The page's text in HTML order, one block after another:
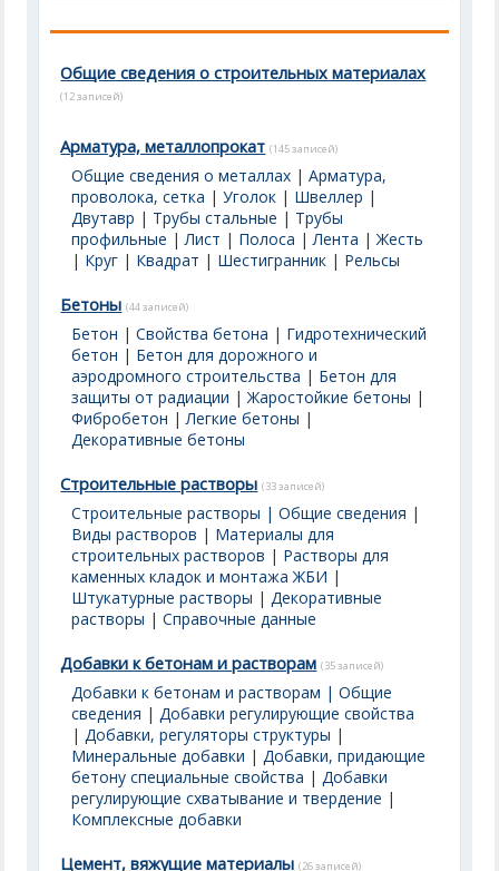
Общие сведения о строительных материалах
(12 записей)
Арматура, металлопрокат (145 записей)
Общие сведения о металлах |Арматура,
проволока, сетка |Уголок | Швеллер |
Двутавр | Трубы стальные | Трубы
профильные |Лист | Полоса |Лента |Жесть
| Круг | Квадрат | Шестигранник | Рельсы
Бетоны (44 записей)
Бетон |Свойства бетона | Гидротехнический
бетон | Бетон для дорожного и
аэродромного строительства | Бетон для
защиты от радиации |Жаростойкие бетоны |
Фибробетон |Легкие бетоны |
Декоративные бетоны
Строительные растворы (33 записей)
Строительные растворы | Общие сведения |
Виды растворов | Материалы для
строительных растворов | Растворы для
каменных кладок и монтажа ЖБИ |
Штукатурные растворы |Декоративные
растворы |Справочные данные
Добавки к бетонам и растворам (35 записей)
Добавки к бетонам и растворам | Общие
сведения |Добавки регулирующие свойства
|Добавки, регуляторы структуры |
Минеральные добавки |Добавки, придающие
бетону специальные свойства |Добавки
регулирующие схватывание и твердение |
Комплексные добавки
Цемент, вяжущие материалы (26 записей)